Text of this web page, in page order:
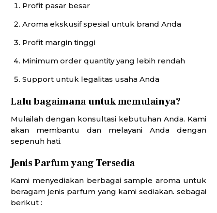
Profit pasar besar
Aroma ekskusif spesial untuk brand Anda
Profit margin tinggi
Minimum order quantity yang lebih rendah
Support untuk legalitas usaha Anda
Lalu bagaimana untuk memulainya?
Mulailah dengan konsultasi kebutuhan Anda. Kami
akan membantu dan melayani Anda dengan
sepenuh hati.
Jenis Parfum yang Tersedia
Kami menyediakan berbagai sample aroma untuk
beragam jenis parfum yang kami sediakan. sebagai
berikut :